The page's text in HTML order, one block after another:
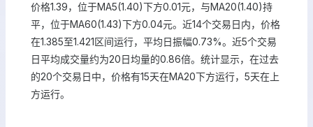
价格1.39，位于MA5(1.40)下方0.01元，与MA20(1.40)持
平，位于MA60(1.43)下方0.04元。近14个交易日内，价格
在1.385至1.421区间运行，平均日振幅0.73%。近5个交易
日平均成交量约为20日均量的0.86倍。统计显示，在过去
的20个交易日中，价格有15天在MA20下方运行，5天在上
方运行。